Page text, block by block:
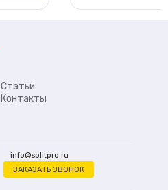
Статьи
Контакты
info@splitpro.ru
ЗАКАЗАТЬ ЗВОНОК